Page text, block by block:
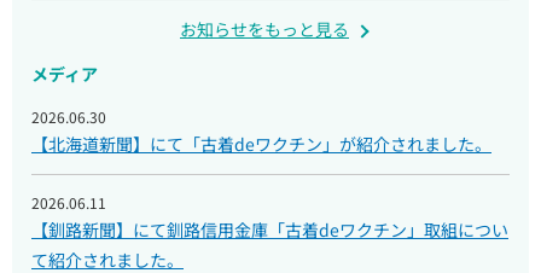
お知らせをもっと見る
メディア
2026.06.30
【北海道新聞】にて「古着deワクチン」が紹介されました。
2026.06.11
【釧路新聞】にて釧路信用金庫「古着deワクチン」取組につい
て紹介されました。